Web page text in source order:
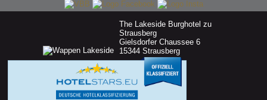
The Lakeside Burghotel zu
Strausberg
Gielsdorfer Chaussee 6
15344 Strausberg